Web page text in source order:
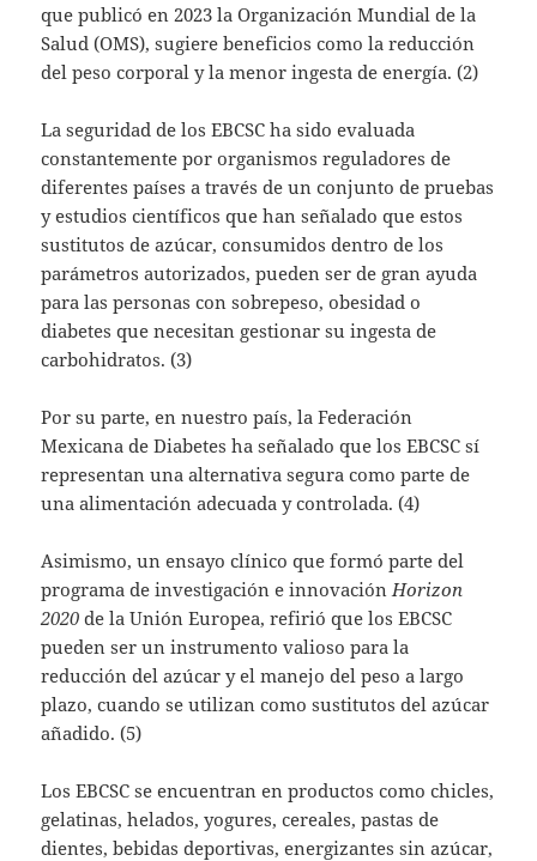
que publicó en 2023 la Organización Mundial de la
Salud (OMS), sugiere beneficios como la reducción
del peso corporal y la menor ingesta de energía. (2)
La seguridad de los EBCSC ha sido evaluada
constantemente por organismos reguladores de
diferentes países a través de un conjunto de pruebas
y estudios científicos que han señalado que estos
sustitutos de azúcar, consumidos dentro de los
parámetros autorizados, pueden ser de gran ayuda
para las personas con sobrepeso, obesidad o
diabetes que necesitan gestionar su ingesta de
carbohidratos. (3)
Por su parte, en nuestro país, la Federación
Mexicana de Diabetes ha señalado que los EBCSC sí
representan una alternativa segura como parte de
una alimentación adecuada y controlada. (4)
Asimismo, un ensayo clínico que formó parte del
programa de investigación e innovación Horizon
2020 de la Unión Europea, refirió que los EBCSC
pueden ser un instrumento valioso para la
reducción del azúcar y el manejo del peso a largo
plazo, cuando se utilizan como sustitutos del azúcar
añadido. (5)
Los EBCSC se encuentran en productos como chicles,
gelatinas, helados, yogures, cereales, pastas de
dientes, bebidas deportivas, energizantes sin azúcar,